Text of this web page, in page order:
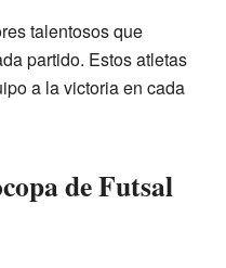
talentosos que
partido. Estos atletas
a la victoria en cada
de Futsal